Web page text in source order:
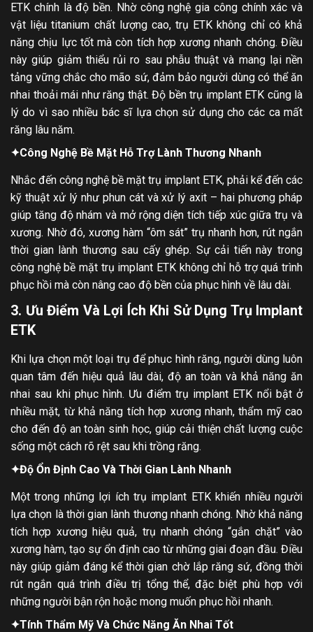
ETK chính là độ bền. Nhờ công nghệ gia công chính xác và
vật liệu titanium chất lượng cao, trụ ETK không chỉ có khả
năng chịu lực tốt mà còn tích hợp xương nhanh chóng. Điều
này giúp giảm thiểu rủi ro sau phẫu thuật và mang lại nền
tảng vững chắc cho mão sứ, đảm bảo người dùng có thể ăn
nhai thoải mái như răng thật. Độ bền trụ implant ETK cũng là
lý do vì sao nhiều bác sĩ lựa chọn sử dụng cho các ca mất
răng lâu năm.
✦Công Nghệ Bề Mặt Hỗ Trợ Lành Thương Nhanh
Nhắc đến công nghệ bề mặt trụ implant ETK, phải kể đến các
kỹ thuật xử lý như phun cát và xử lý axit – hai phương pháp
giúp tăng độ nhám và mở rộng diện tích tiếp xúc giữa trụ và
xương. Nhờ đó, xương hàm “ôm sát” trụ nhanh hơn, rút ngắn
thời gian lành thương sau cấy ghép. Sự cải tiến này trong
công nghệ bề mặt trụ implant ETK không chỉ hỗ trợ quá trình
phục hồi mà còn nâng cao độ bền của phục hình về lâu dài.
3. Ưu Điểm Và Lợi Ích Khi Sử Dụng Trụ Implant
ETK
Khi lựa chọn một loại trụ để phục hình răng, người dùng luôn
quan tâm đến hiệu quả lâu dài, độ an toàn và khả năng ăn
nhai sau khi phục hình. Ưu điểm trụ implant ETK nổi bật ở
nhiều mặt, từ khả năng tích hợp xương nhanh, thẩm mỹ cao
cho đến độ an toàn sinh học, giúp cải thiện chất lượng cuộc
sống một cách rõ rệt sau khi trồng răng.
✦Độ Ổn Định Cao Và Thời Gian Lành Nhanh
Một trong những lợi ích trụ implant ETK khiến nhiều người
lựa chọn là thời gian lành thương nhanh chóng. Nhờ khả năng
tích hợp xương hiệu quả, trụ nhanh chóng “gắn chặt” vào
xương hàm, tạo sự ổn định cao từ những giai đoạn đầu. Điều
này giúp giảm đáng kể thời gian chờ lắp răng sứ, đồng thời
rút ngắn quá trình điều trị tổng thể, đặc biệt phù hợp với
những người bận rộn hoặc mong muốn phục hồi nhanh.
✦Tính Thẩm Mỹ Và Chức Năng Ăn Nhai Tốt